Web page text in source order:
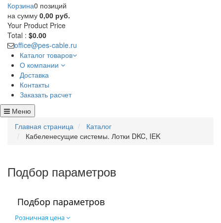
Корзина0 позиций
на сумму 0,00 руб.
Your Product Price
Total : $0.00
office@pes-cable.ru
Каталог товаров
О компании
Доставка
Контакты
Заказать расчет
Меню
Главная страница
Каталог
Кабеленесущие системы. Лотки DKC, IEK
Подбор параметров
Подбор параметров
Розничная цена